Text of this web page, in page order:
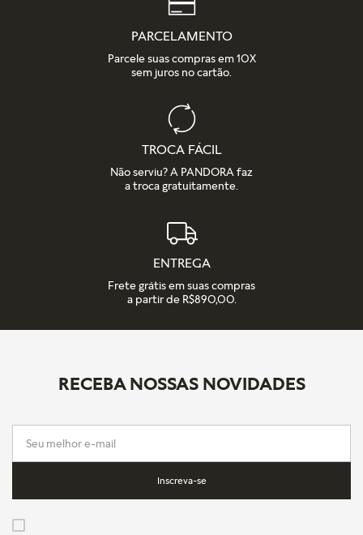
PARCELAMENTO
Parcele suas compras em 10X
sem juros no cartão.
TROCA FÁCIL
Não serviu? A PANDORA faz
a troca gratuitamente.
ENTREGA
Frete grátis em suas compras
a partir de R$890,00.
RECEBA NOSSAS NOVIDADES
Inscreva-se